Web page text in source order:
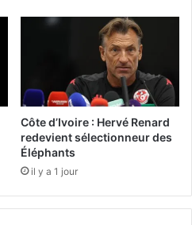
Côte d’Ivoire : Hervé Renard
redevient sélectionneur des
Éléphants
il y a 1 jour